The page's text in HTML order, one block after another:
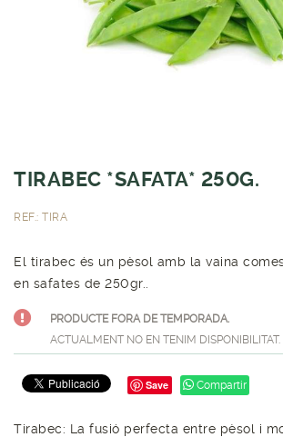
TIRABEC *SAFATA* 250G.
REF.: TIRA
El tirabec és un pèsol amb la vaina
en safates de 250gr..
PRODUCTE FORA DE TEMPORADA.
ACTUALMENT NO EN TENIM DISPONIBILITAT.
Save Compartir
Tirabec: La fusió perfecta entre pèsol i